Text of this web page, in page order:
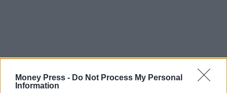
Money Press - Do Not Process My Personal
Information